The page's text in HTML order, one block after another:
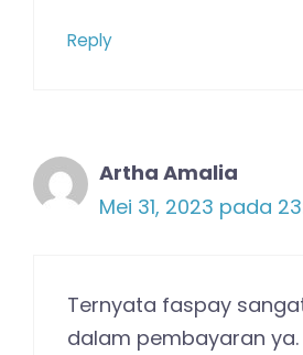
Reply
Artha Amalia
Mei 31, 2023 pada
Ternyata faspay
dalam pembayaran ya.